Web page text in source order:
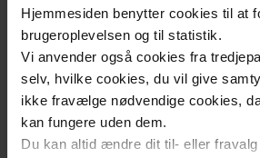
Hjemmesiden benytter cookies til at
brugeroplevelsen og til statistik.
Vi anvender også cookies fra
selv, hvilke cookies, du vil give
ikke fravælge nødvendige cookies,
kan fungere uden dem.
Du kan altid ændre dit til- eller
Ledige
på